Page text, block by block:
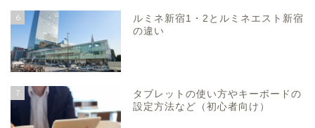
6
ルミネ新宿1・2とルミネエスト新宿
の違い
7
タブレットの使い方やキーボードの
設定方法など（初心者向け）